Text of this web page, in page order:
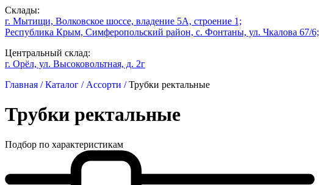
Склады:
г. Мытищи, Волковское шоссе, владение 5А, строение 1;
Республика Крым, Симферопольский район, с. Фонтаны, ул. Чкалова 67/6;
Центральный склад:
г. Орёл, ул. Высоковольтная, д. 2г
Главная /Каталог / Ассорти /Трубки ректальные
Трубки ректальные
Подбор по характеристикам